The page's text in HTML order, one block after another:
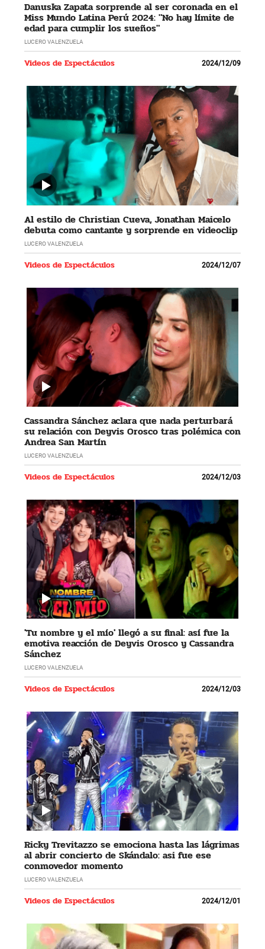
Danuska Zapata sorprende al ser coronada en el
Miss Mundo Latina Perú 2024: "No hay límite de
edad para cumplir los sueños"
LUCERO VALENZUELA
Videos de Espectáculos 2024/12/09
Al estilo de Christian Cueva, Jonathan Maicelo
debuta como cantante y sorprende en videoclip
LUCERO VALENZUELA
Videos de Espectáculos 2024/12/07
Cassandra Sánchez aclara que nada perturbará
su relación con Deyvis Orosco tras polémica con
Andrea San Martín
LUCERO VALENZUELA
Videos de Espectáculos 2024/12/03
'Tu nombre y el mío' llegó a su final: así fue la
emotiva reacción de Deyvis Orosco y Cassandra
Sánchez
LUCERO VALENZUELA
Videos de Espectáculos 2024/12/03
Ricky Trevitazzo se emociona hasta las lágrimas
al abrir concierto de Skándalo: asi fue ese
conmovedor momento
LUCERO VALENZUELA
Videos de Espectáculos 2024/12/01